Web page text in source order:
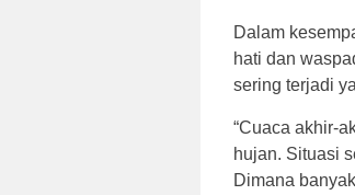
Dalam
hati dan
sering terjadi
“Cuaca akhir-
hujan. Situasi
Dimana